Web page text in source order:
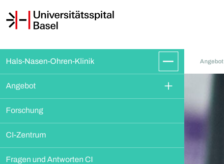
Hals-Nasen-Ohren-Klinik
Angebot
Forschung
CI-Zentrum
Fragen und Antworten CI
Angebot